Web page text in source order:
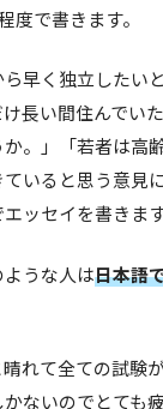
度で書きます。
早く独立したい
長い間住んでい
。」「若者は高
いると思う意見
ッセイを書きます
うな人は日本語
れて全ての試験
ないのでとても疲